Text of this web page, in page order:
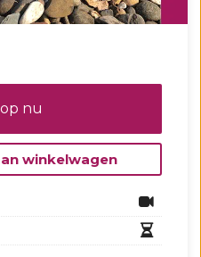
nu
winkelwagen
manier waarop
voor de
maak je kennis met
om dezelfde vorm
te creëren.